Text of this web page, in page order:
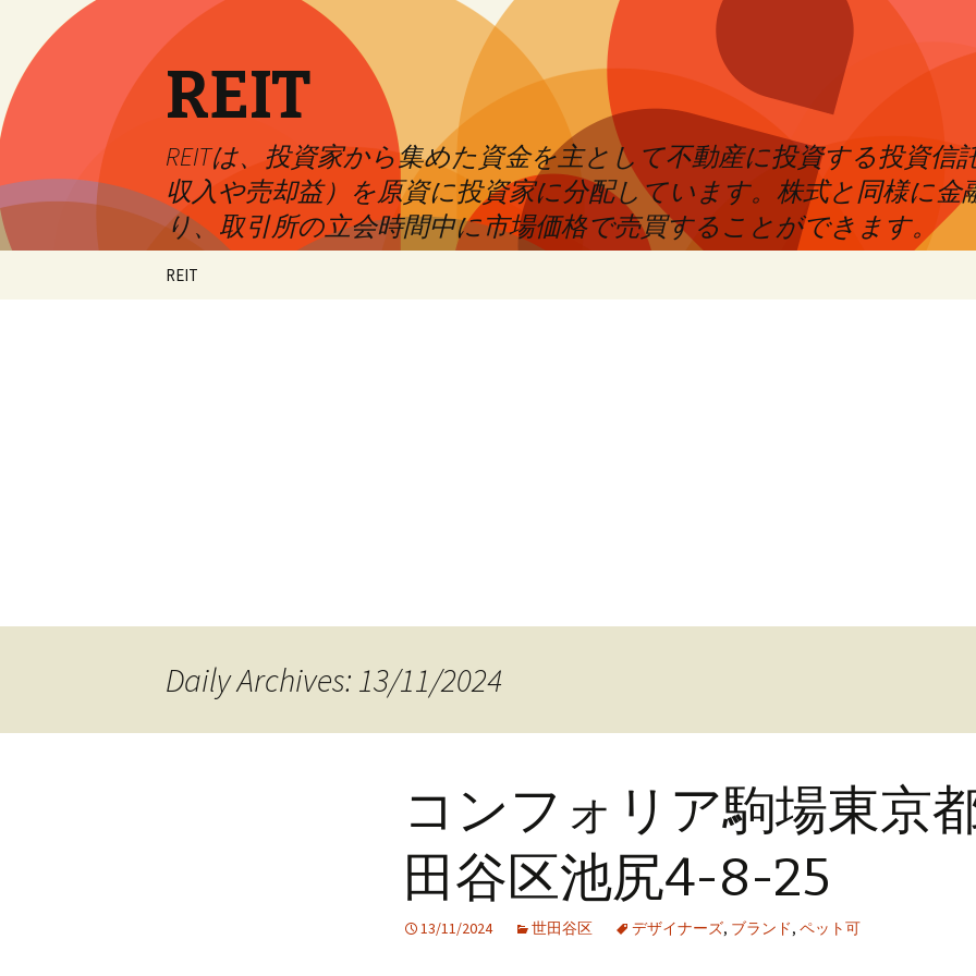
REIT
REITは、投資家から集めた資金を主として不動産に投資する投資信
収入や売却益）を原資に投資家に分配しています。株式と同様に金
り、取引所の立会時間中に市場価格で売買することができます。
Skip
REIT
Daily Archives: 13/11/2024
コンフォリア駒場東京
田谷区池尻4-8-25
13/11/2024 世田谷区 デザイナーズ, ブランド, ペット可